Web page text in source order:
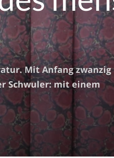
Mit Anfang zwanzig
Schwuler: mit einem